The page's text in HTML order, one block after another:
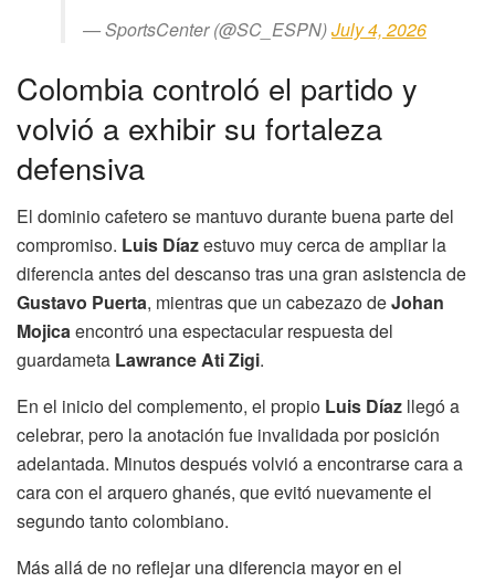
— SportsCenter (@SC_ESPN)July 4, 2026
Colombia controló el partido y
volvió a exhibir su fortaleza
defensiva
El dominio cafetero se mantuvo durante buena parte del
compromiso. Luis Díazestuvo muy cerca de ampliar la
diferencia antes del descanso tras una gran asistencia de
Gustavo Puerta, mientras que un cabezazo deJohan
Mojicaencontró una espectacular respuesta del
guardameta Lawrance Ati Zigi.
En el inicio del complemento, el propio Luis Díaz llegó a
celebrar, pero la anotación fue invalidada por posición
adelantada. Minutos después volvió a encontrarse cara a
cara con el arquero ghanés, que evitó nuevamente el
segundo tanto colombiano.
Más allá de no reflejar una diferencia mayor en el